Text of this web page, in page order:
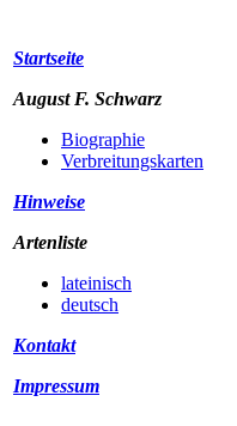
Startseite
August F. Schwarz
Biographie
Verbreitungskarten
Hinweise
Artenliste
lateinisch
deutsch
Kontakt
Impressum